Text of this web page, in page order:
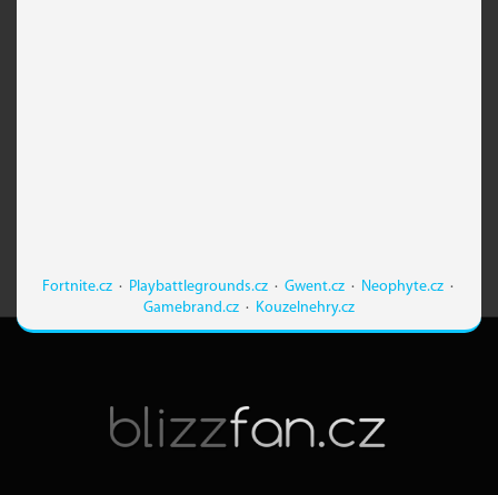
Fortnite.cz· Playbattlegrounds.cz· Gwent.cz· Neophyte.cz·
Gamebrand.cz · Kouzelnehry.cz